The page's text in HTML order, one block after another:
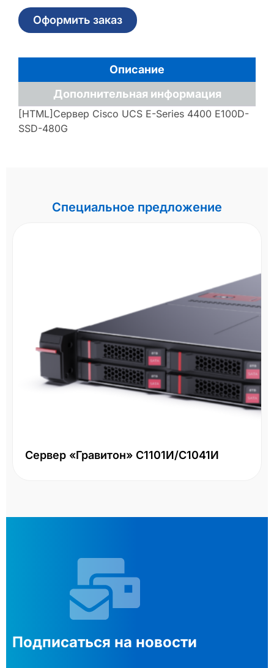
Оформить заказ
Описание
Дополнительная информация
[HTML]Сервер Cisco UCS E-Series 4400 E100D-
SSD-480G
Специальное предложение
Сервер «Гравитон» С1101И/С1041И
Подписаться на новости